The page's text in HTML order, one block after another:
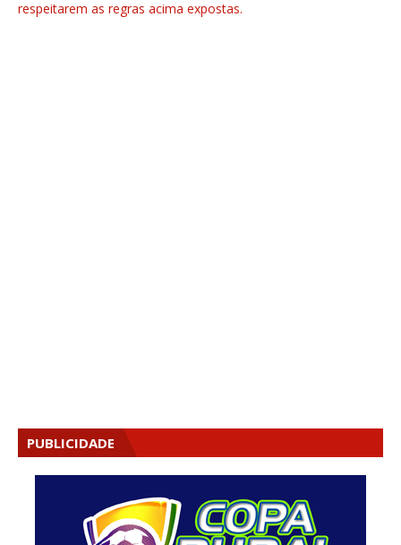
respeitarem as regras acima expostas.
PUBLICIDADE